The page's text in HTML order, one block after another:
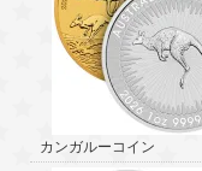
カンガルーコイン